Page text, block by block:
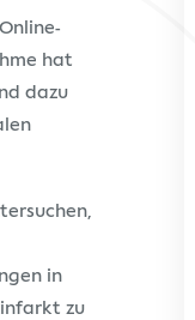
hat
dazu
in
zu